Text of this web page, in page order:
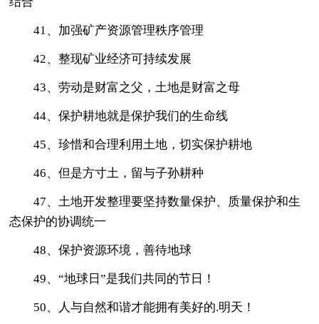
41、加强矿产资源管理秩序管理
42、整现矿业经济可持续发展
43、劳动是财富之父，土地是财富之母
44、保护耕地就是保护我们的生命线
45、珍惜和合理利用土地，切实保护耕地
46、但是方寸土，留与子孙耕种
47、土地开发整理要坚持数量保护、质量保护和生
态保护的协调统一
48、保护资源环境，善待地球
49、“地球日”是我们共同的节日！
50、人与自然和谐才能拥有美好的.明天！